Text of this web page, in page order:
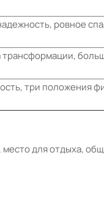
ровное
трансформации,
три положения
для отдыха,